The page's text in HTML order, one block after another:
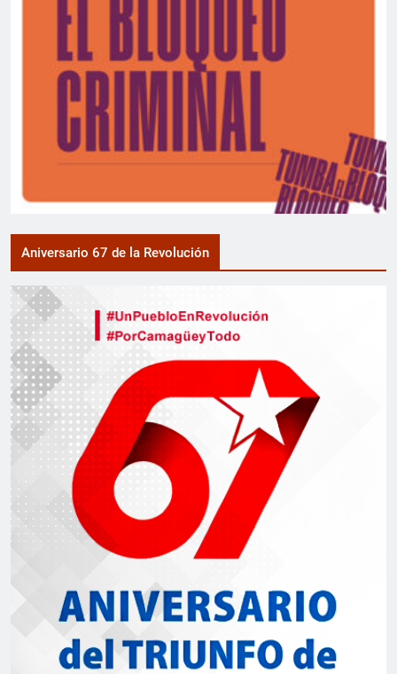
Aniversario 67 de la Revolución